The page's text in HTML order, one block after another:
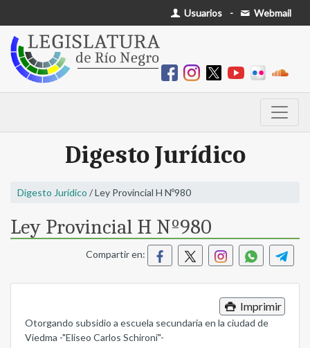
Usuarios - Webmail
Digesto Jurídico
Digesto Jurídico / Ley Provincial H Nº980
Ley Provincial H Nº980
Compartir en:
Imprimir
Otorgando subsidio a escuela secundaria en la ciudad de
Viedma -"Eliseo Carlos Schironi"-